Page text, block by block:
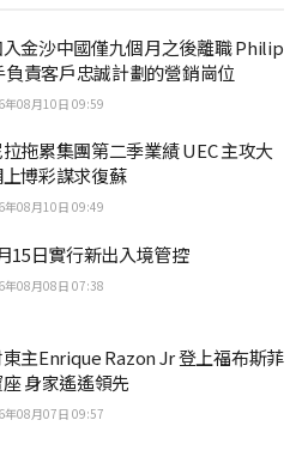
金沙中國僅九個月之後離職 Philip
負責客戶忠誠計劃的營銷崗位
年08月10日 09:59
拖累集團第二季業績 UEC 主攻大
博彩謀求復蘇
年08月10日 09:49
15日實行新出入境管控
年08月08日 07:38
主Enrique Razon Jr 登上福布斯菲
身家遙遙領先
年08月07日 09:57